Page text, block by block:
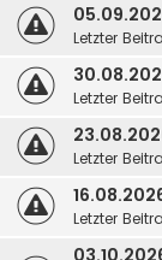
Letzter
Letzter
Letzter
Letzter